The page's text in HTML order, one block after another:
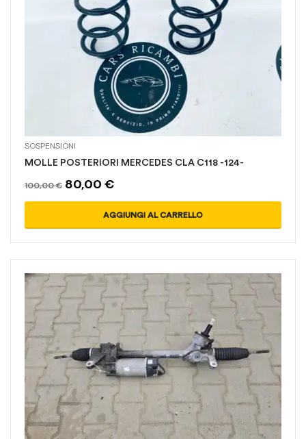
SOSPENSIONI
MOLLE POSTERIORI MERCEDES CLA C118 -124-
100,00€ 80,00 €
AGGIUNGI AL CARRELLO